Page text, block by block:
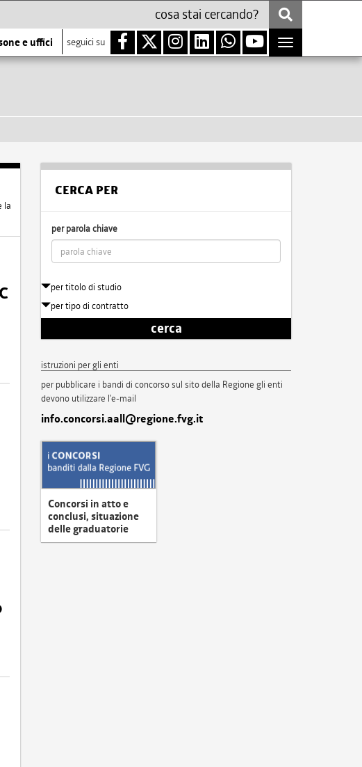
e uffici seguici su
Toggle
navigation
la
CERCA PER
per parola chiave
per titolo di studio
per tipo di contratto
cerca
istruzioni per gli enti
per pubblicare i bandi di concorso sul sito della Regione gli enti
devono utilizzare l'e-mail
info.concorsi.aall@regione.fvg.it
Concorsi in atto e
conclusi, situazione
delle graduatorie